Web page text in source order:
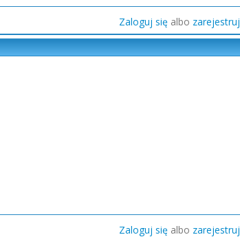
Zaloguj się albo zarejestruj
Zaloguj się albo zarejestruj